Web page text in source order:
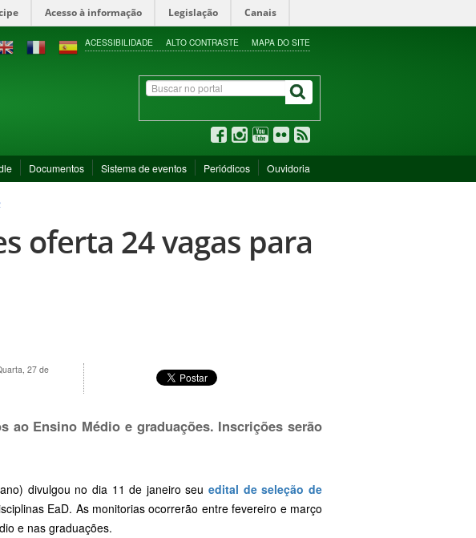
Acesso à informação Legislação Canais
ACESSIBILIDADE ALTO CONTRASTE MAPA DO SITE
Documentos Sistema de eventos Periódicos Ouvidoria
oferta 24 vagas para
27 de
ao Ensino Médio e graduações. Inscrições serão
divulgou no dia 11 de janeiro seuedital de seleção de
EaD. As monitorias ocorrerão entre fevereiro e março
e nas graduações.